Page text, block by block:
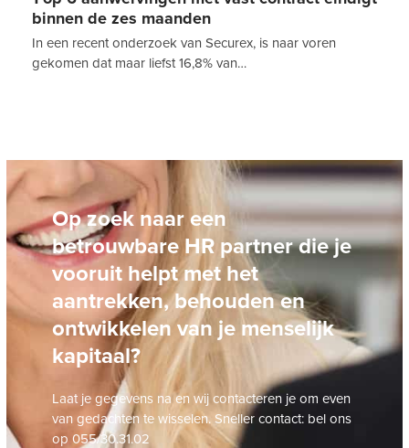
binnen de zes maanden
In een recent onderzoek van Securex, is naar voren
gekomen dat maar liefst 16,8% van…
Op zoek naar een
betrouwbare HR partner die je
vooruit helpt met het
aantrekken, behouden en
ontwikkelen van je menselijk
kapitaal?
Laat je gegevens na en wij contacteren je om even
van gedachten te wisselen. Sneller contact: bel ons
op 055/30.31.02